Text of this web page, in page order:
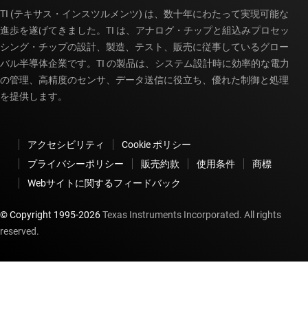
TI (テキサス・インスツルメンツ) は、数十年にわたって実現可能な
進歩を遂げてきました。TI は、アナログ・チップと組込みプロセッ
シング・チップの設計、製造、テスト、販売に従事しているグロー
バル半導体企業です。TI の製品は、システム設計時に効率的な電力
の管理、高精度のセンサ、データ送信に役立ち、優れた制御と処理
を提供します。
アクセシビリティ
Cookie ポリシー
プライバシーポリシー
販売約款 使用条件
商標
Webサイトに関するフィードバック
© Copyright 1995-2026Texas Instruments Incorporated. All rights
reserved.